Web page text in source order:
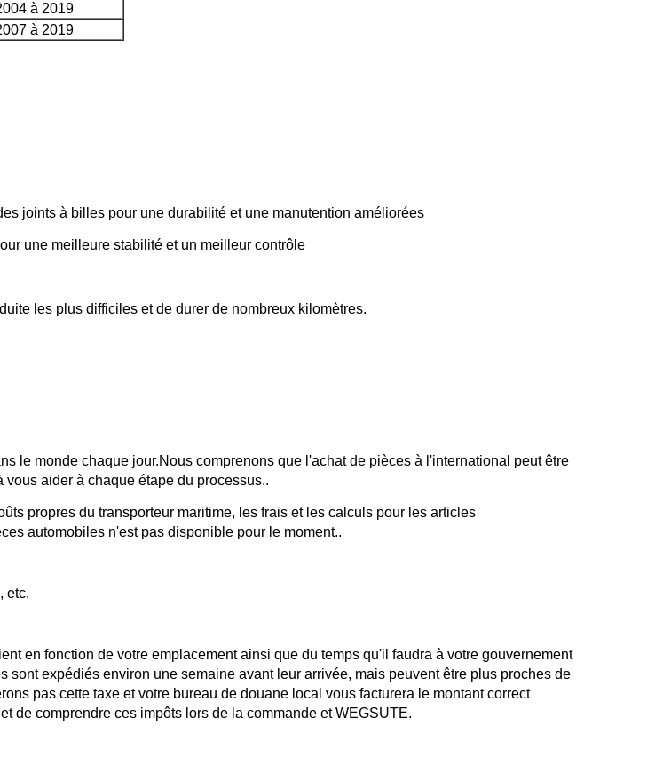
à 2019
à 2019
joints à billes pour une durabilité et une manutention améliorées
une meilleure stabilité et un meilleur contrôle
les plus difficiles et de durer de nombreux kilomètres.
le monde chaque jour.Nous comprenons que l'achat de pièces à l'international peut être
aider à chaque étape du processus..
propres du transporteur maritime, les frais et les calculs pour les articles
automobiles n'est pas disponible pour le moment..
etc.
en fonction de votre emplacement ainsi que du temps qu'il faudra à votre gouvernement
expédiés environ une semaine avant leur arrivée, mais peuvent être plus proches de
pas cette taxe et votre bureau de douane local vous facturera le montant correct
de comprendre ces impôts lors de la commande et WEGSUTE.